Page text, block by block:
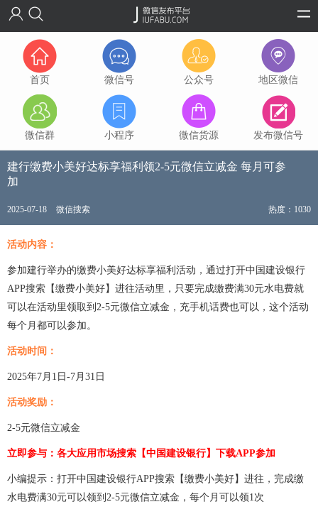
首页 微信号 公众号 地区微信
微信群 小程序 微信货源 发布微信号
建行缴费小美好达标享福利领2-5元微信立减金 每月可参
加
2025-07-18 微信搜索 热度：1030
活动内容：
参加建行举办的缴费小美好达标享福利活动，通过打开中国建设银行
APP搜索【缴费小美好】进往活动里，只要完成缴费满30元水电费就
可以在活动里领取到2-5元微信立减金，充手机话费也可以，这个活动
每个月都可以参加。
活动时间：
2025年7月1日-7月31日
活动奖励：
2-5元微信立减金
立即参与：各大应用市场搜索【中国建设银行】下载APP参加
小编提示：打开中国建设银行APP搜索【缴费小美好】进往，完成缴
水电费满30元可以领到2-5元微信立减金，每个月可以领1次